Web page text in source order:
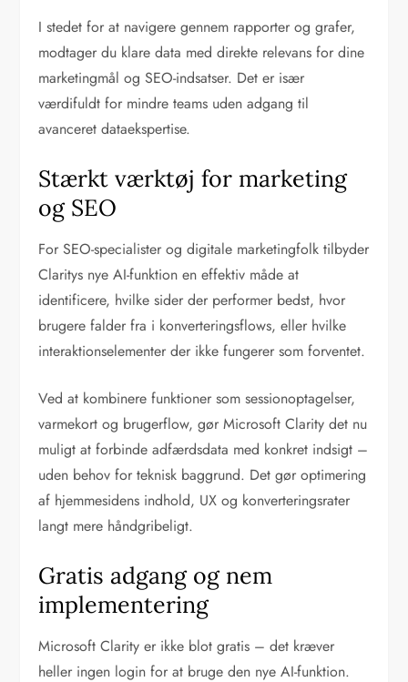
I stedet for at navigere gennem rapporter og grafer,
modtager du klare data med direkte relevans for dine
marketingmål og SEO-indsatser. Det er især
værdifuldt for mindre teams uden adgang til
avanceret dataekspertise.
Stærkt værktøj for marketing
og SEO
For SEO-specialister og digitale marketingfolk tilbyder
Claritys nye AI-funktion en effektiv måde at
identificere, hvilke sider der performer bedst, hvor
brugere falder fra i konverteringsflows, eller hvilke
interaktionselementer der ikke fungerer som forventet.
Ved at kombinere funktioner som sessionoptagelser,
varmekort og brugerflow, gør Microsoft Clarity det nu
muligt at forbinde adfærdsdata med konkret indsigt –
uden behov for teknisk baggrund. Det gør optimering
af hjemmesidens indhold, UX og konverteringsrater
langt mere håndgribeligt.
Gratis adgang og nem
implementering
Microsoft Clarity er ikke blot gratis – det kræver
heller ingen login for at bruge den nye AI-funktion.